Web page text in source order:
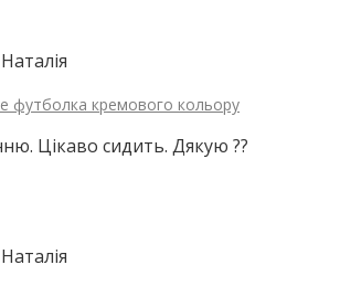
Наталія
футболка кремового кольору
Цікаво сидить. Дякую ??
Наталія